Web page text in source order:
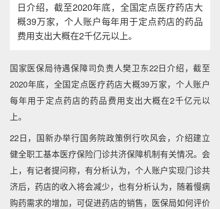
日介绍，截至2020年底，全国定点医疗药店大
概39万家，个人账户每年用于定点药店的药品
费用支出大概在2千亿元以上。
国家医保局待遇保障司负责人樊卫东22日介绍，截至
2020年底，全国定点医疗药店大概39万家，个人账户
每年用于定点药店的药品费用支出大概在2千亿元以
上。
22日，国新办举行国务院政策例行吹风会，介绍建立
健全职工基本医疗保险门诊共济保障机制有关情况。会
上，有记者提问称，有分析认为，个人账户实现门诊共
济后，药店的收入将会减少，也有分析认为，随着慢病
购药需求的增加，可促进药店的销售，医保局如何评价